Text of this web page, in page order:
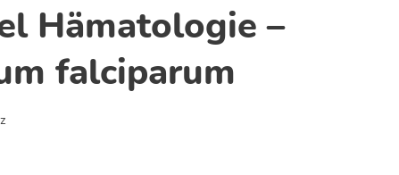
Hämatologie –
falciparum